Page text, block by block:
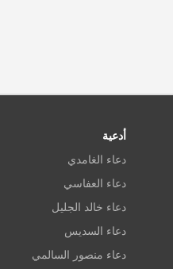
أدعية
دعاء الغامدي
دعاء العفاسي
دعاء خالد الجليل
دعاء السديس
دعاء منصور السالمي